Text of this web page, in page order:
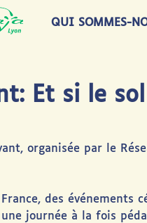
QUI SOMMES-
Et si le
organisée par le
des événements
journée à la fois